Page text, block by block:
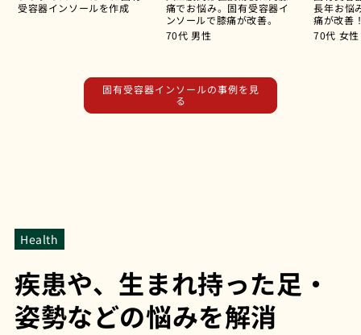
受容器インソールを作成
痛でお悩み。固有受容器イ
ンソールで膝痛が改善。
70代 男性
長年お悩
痛が改善
70代 女性
固有受容器インソールの事例を見
る
Health
疾患や、生まれ持った足・
姿勢などの悩みを解消